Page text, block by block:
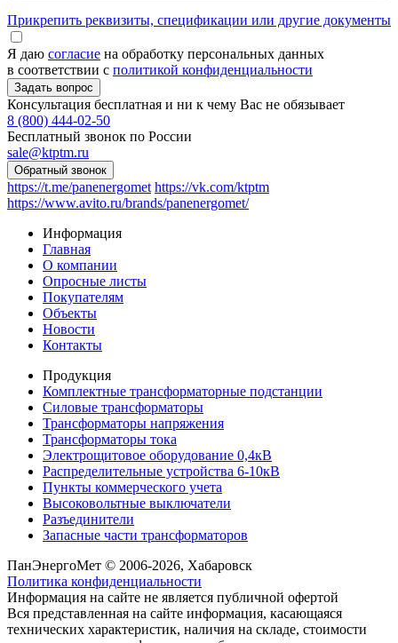
Прикрепить реквизиты, спецификации или другие документы
Я даю согласие на обработку персональных данных
в соответствии с политикой конфиденциальности
Консультация бесплатная и ни к чему Вас не обязывает
8 (800) 444-02-50
Бесплатный звонок по России
sale@ktptm.ru
https://t.me/panenergomet https://vk.com/ktptm
https://www.avito.ru/brands/panenergomet/
Информация
Главная
О компании
Опросные листы
Покупателям
Объекты
Новости
Контакты
Продукция
Комплектные трансформаторные подстанции
Силовые трансформаторы
Трансформаторы напряжения
Трансформаторы тока
Электрощитовое оборудование 0,4кВ
Распределительные устройства 6-10кВ
Пункты коммерческого учета
Высоковольтные выключатели
Разъединители
Запасные части трансформаторов
ПанЭнергоМет © 2006-2026, Хабаровск
Политика конфиденциальности
Информация на сайте не является публичной офертой
Вся представленная на сайте информация, касающаяся
технических характеристик, наличия на складе, стоимости